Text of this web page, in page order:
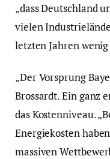
„dass Deutschland
vielen
letzten Jahren
„Der Vorsprung
Brossardt. Ein ganz
das Kostenniveau.
Energiekosten
massiven